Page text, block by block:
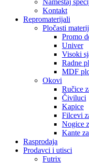
Nameštaj
Kontakt
Repromaterijali
Pločasti
Promo
Univer
Visoki
Radne
MDF
Okovi
Ručice
Čiviluci
Kapice
Filcevi
Nogice
Kante
Rasprodaja
Prodavci i utisci
Futrix